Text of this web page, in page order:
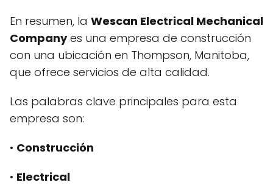
En resumen, la Wescan Electrical Mechanical
Companyes una empresa de construcción
con una ubicación en Thompson, Manitoba,
que ofrece servicios de alta calidad.
Las palabras clave principales para esta
empresa son:
• Construcción
• Electrical